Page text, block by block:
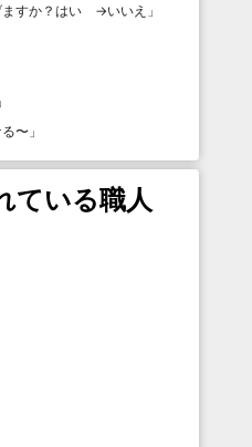
ますか？はい →いいえ 」
」
〜 」
ている職人